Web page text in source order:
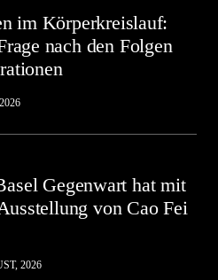
im Körperkreislauf:
nach den Folgen
Gegenwart hat mit
von Cao Fei
2026